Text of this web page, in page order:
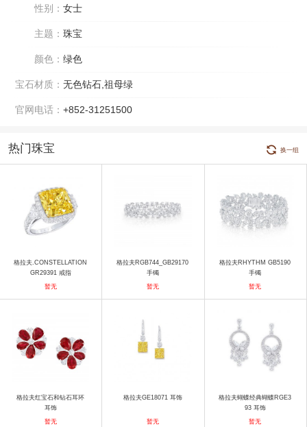
性别： 女士
主题： 珠宝
颜色： 绿色
宝石材质： 无色钻石,祖母绿
官网电话： +852-31251500
热门珠宝 换一组
格拉夫.CONSTELLATION
GR29391 戒指
暂无
格拉夫RGB744_GB29170
手镯
暂无
格拉夫RHYTHM GB5190
手镯
暂无
格拉夫红宝石和钻石耳环
耳饰
暂无
格拉夫GE18071 耳饰
暂无
格拉夫蝴蝶经典蝴蝶RGE3
93 耳饰
暂无